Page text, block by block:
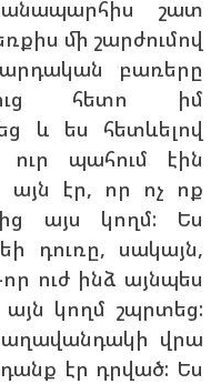
շատ
մի շարժումով
բառերը
հետո իմ
և ես հետևելով
ուր պահում էին
էր, որ ոչ ոք
այս կողմ: Ես
դուռը, սակայն,
ուժ ինձ այնպես
կողմ շպրտեց:
վրա
էր դրված: Ես